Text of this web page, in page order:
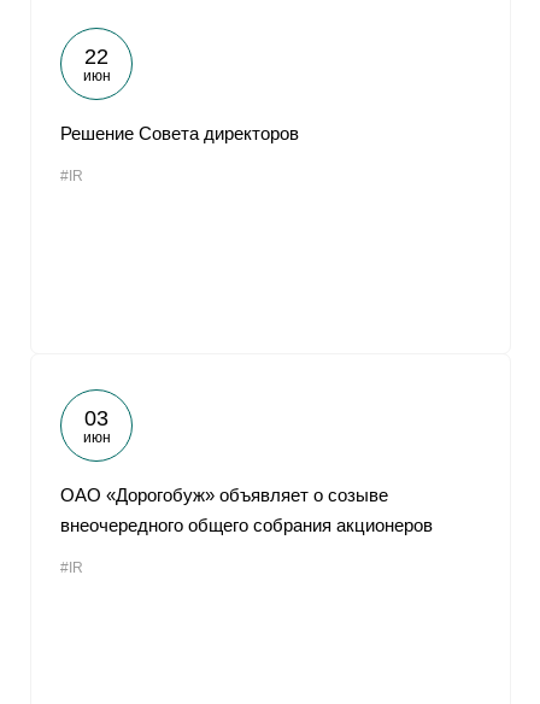
22
июн
Решение Совета директоров
#IR
03
июн
ОАО «Дорогобуж» объявляет о созыве
внеочередного общего собрания акционеров
#IR